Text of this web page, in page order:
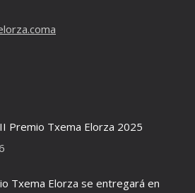
Premio Txema Elorza 2025
Txema Elorza se entregará en